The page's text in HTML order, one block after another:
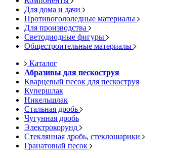
Для дома и дачи
Противогололедные материалы
Для производства
Светодиодные фигуры
Общестроительные материалы
Каталог
Абразивы для пескоструя
Кварцевый песок для пескоструя
Купершлак
Никельшлак
Стальная дробь
Чугунная дробь
Электрокорунд
Стеклянная дробь, стеклошарики
Гранатовый песок